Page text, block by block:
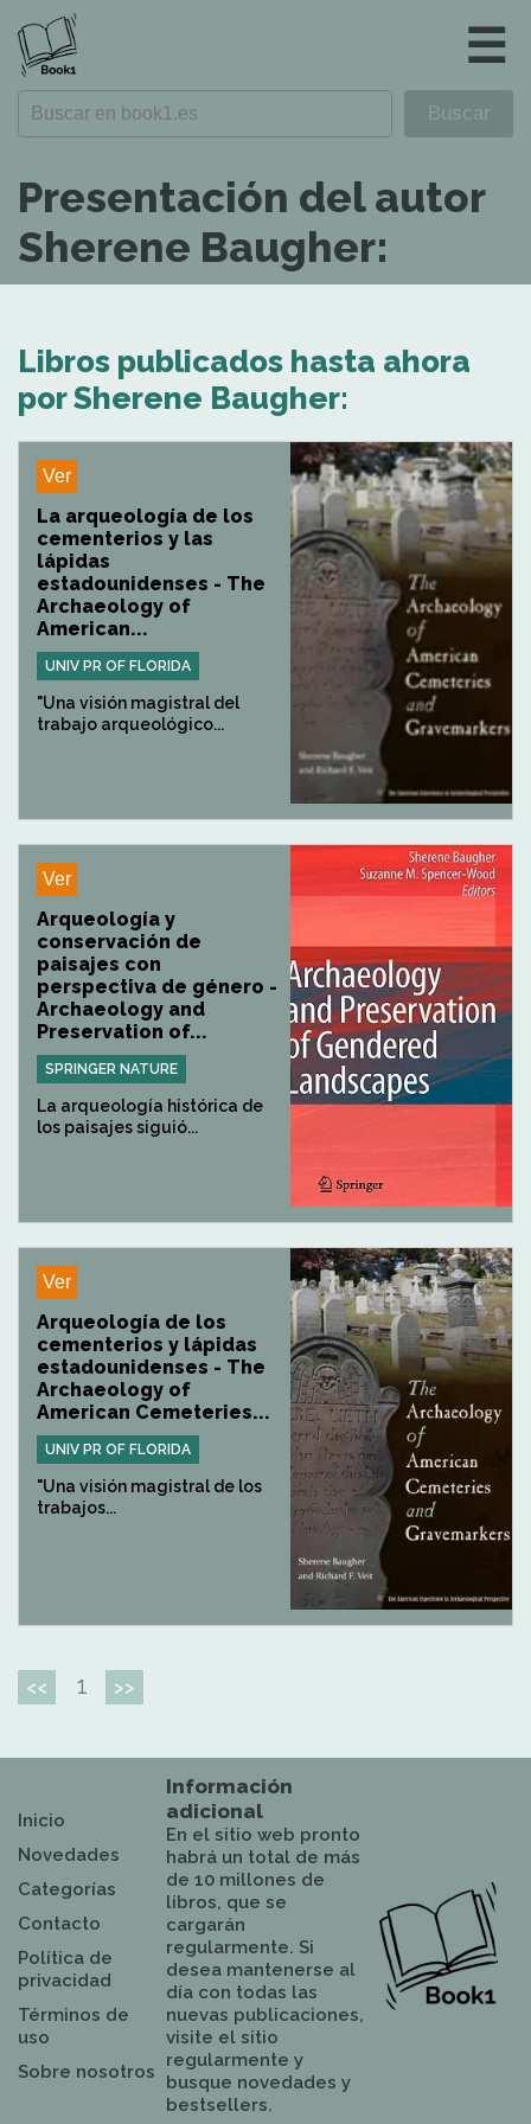
☰
Presentación del autor
Sherene Baugher:
Libros publicados hasta ahora
por Sherene Baugher:
Ver
La arqueología de los
cementerios y las
lápidas
estadounidenses - The
Archaeology of
American...
UNIV PR OF FLORIDA
"Una visión magistral del
trabajo arqueológico...
Ver
Arqueología y
conservación de
paisajes con
perspectiva de género -
Archaeology and
Preservation of...
SPRINGER NATURE
La arqueología histórica de
los paisajes siguió...
Ver
Arqueología de los
cementerios y lápidas
estadounidenses - The
Archaeology of
American Cemeteries...
UNIV PR OF FLORIDA
"Una visión magistral de los
trabajos...
<< 1 >>
Inicio
Novedades
Categorías
Contacto
Política de
privacidad
Términos de
uso
Sobre nosotros
Información
adicional
En el sitio web pronto
habrá un total de más
de 10 millones de
libros, que se
cargarán
regularmente. Si
desea mantenerse al
día con todas las
nuevas publicaciones,
visite el sitio
regularmente y
busque novedades y
bestsellers.